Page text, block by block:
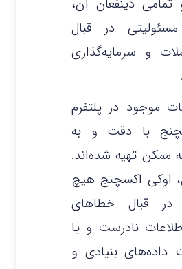
ذینفعان آن،
در قبال
و سرمایه‌گذاری
موجود در پلتفرم
با دقت و به
ممکن تهیه شده‌اند.
اوکی اکسچنج هیچ
در قبال خطاهای
نادرست و یا
بنیادی و